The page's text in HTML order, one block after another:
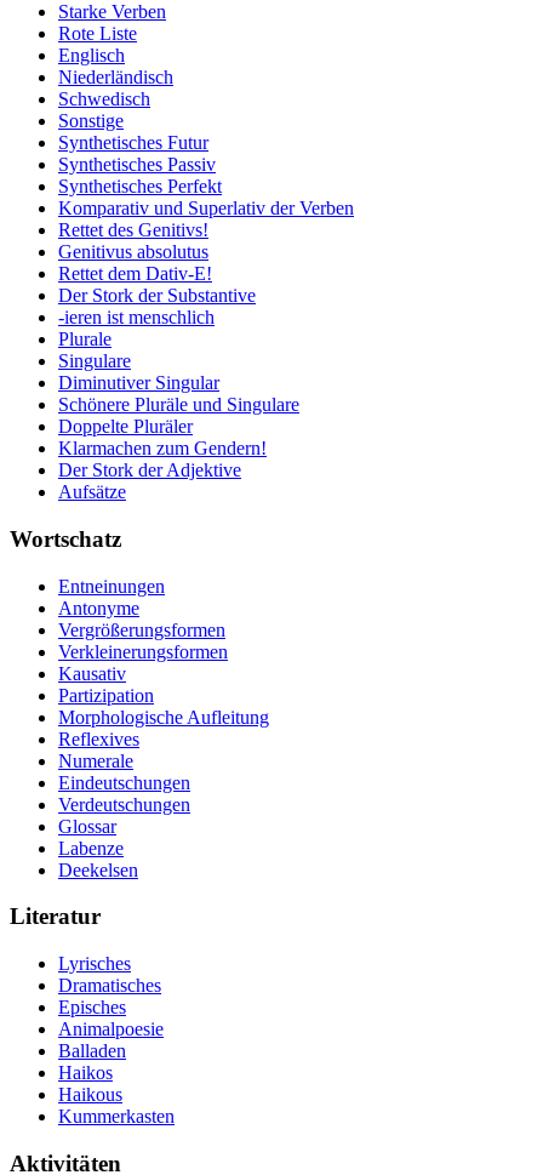
Starke Verben
Rote Liste
Englisch
Niederländisch
Schwedisch
Sonstige
Synthetisches Futur
Synthetisches Passiv
Synthetisches Perfekt
Komparativ und Superlativ der Verben
Rettet des Genitivs!
Genitivus absolutus
Rettet dem Dativ-E!
Der Stork der Substantive
-ieren ist menschlich
Plurale
Singulare
Diminutiver Singular
Schönere Pluräle und Singulare
Doppelte Pluräler
Klarmachen zum Gendern!
Der Stork der Adjektive
Aufsätze
Wortschatz
Entneinungen
Antonyme
Vergrößerungsformen
Verkleinerungsformen
Kausativ
Partizipation
Morphologische Aufleitung
Reflexives
Numerale
Eindeutschungen
Verdeutschungen
Glossar
Labenze
Deekelsen
Literatur
Lyrisches
Dramatisches
Episches
Animalpoesie
Balladen
Haikos
Haikous
Kummerkasten
Aktivitäten